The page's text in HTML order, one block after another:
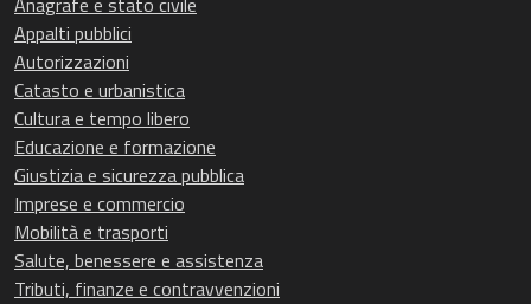
Appalti pubblici
Autorizzazioni
Catasto e urbanistica
Cultura e tempo libero
Educazione e formazione
Giustizia e sicurezza pubblica
Imprese e commercio
Mobilità e trasporti
Salute, benessere e assistenza
Tributi, finanze e contravvenzioni